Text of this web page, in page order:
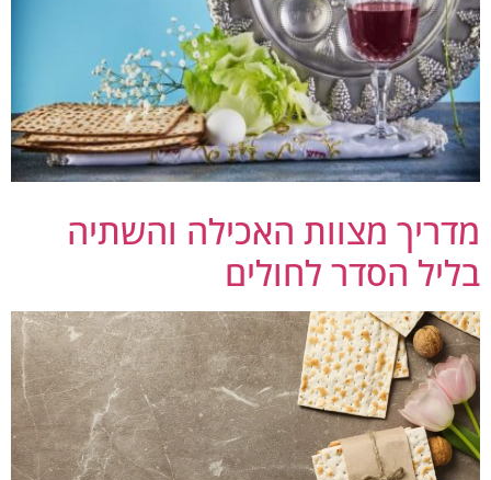
מצוות האכילה והשתיה
הסדר לחולים